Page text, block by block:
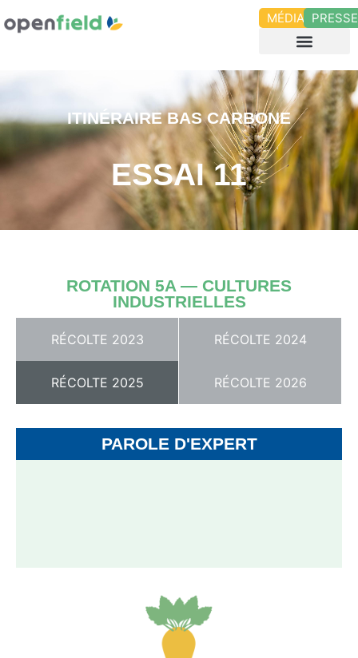
MÉDIAS PRESSE
ITINÉRAIRE BAS CARBONE
ESSAI 11
ROTATION 5A — CULTURES
INDUSTRIELLES
RÉCOLTE 2023 RÉCOLTE 2024
RÉCOLTE 2025 RÉCOLTE 2026
PAROLE D'EXPERT